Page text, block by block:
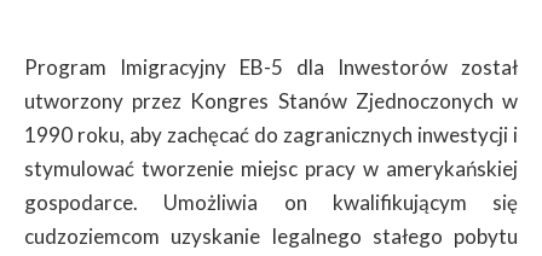
Program Imigracyjny EB-5 dla Inwestorów został
utworzony przez Kongres Stanów Zjednoczonych w
1990 roku, aby zachęcać do zagranicznych inwestycji i
stymulować tworzenie miejsc pracy w amerykańskiej
gospodarce. Umożliwia on kwalifikującym się
cudzoziemcom uzyskanie legalnego stałego pobytu